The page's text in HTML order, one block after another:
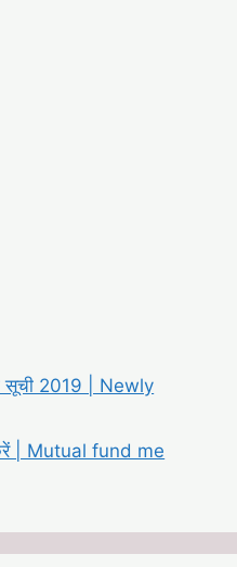
सूची 2019 | Newly
| Mutual fund me